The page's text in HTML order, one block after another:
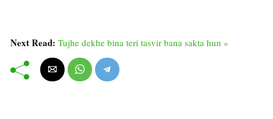
Next Read: Tujhe dekhe bina teri tasvir bana sakta hun »